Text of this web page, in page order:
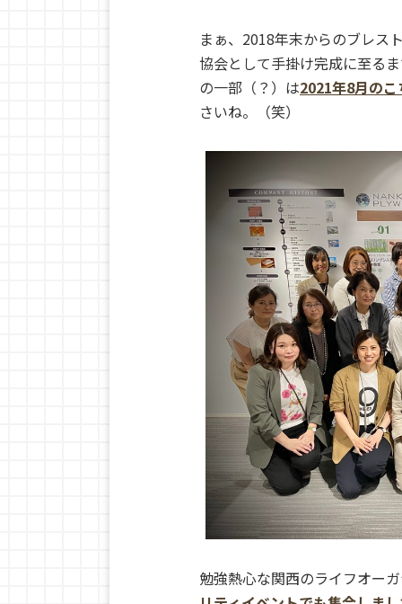
まぁ、2018年末からのブレス
協会として手掛け完成に至る
の一部（？）は2021年8月の
さいね。（笑）
勉強熱心な関西のライフオー